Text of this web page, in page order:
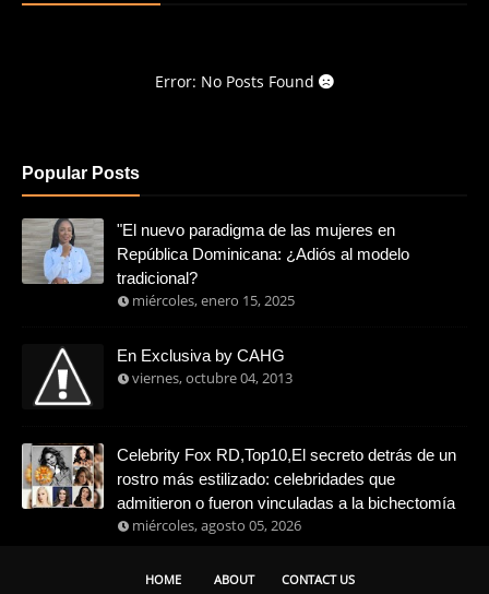
Error: No Posts Found
Popular Posts
"El nuevo paradigma de las mujeres en
República Dominicana: ¿Adiós al modelo
tradicional?
miércoles, enero 15, 2025
En Exclusiva by CAHG
viernes, octubre 04, 2013
Celebrity Fox RD,Top10,El secreto detrás de un
rostro más estilizado: celebridades que
admitieron o fueron vinculadas a la bichectomía
miércoles, agosto 05, 2026
HOME ABOUT CONTACT US